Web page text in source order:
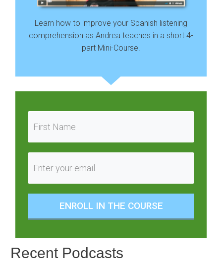
Learn how to improve your Spanish listening
comprehension as Andrea teaches in a short 4-
part Mini-Course.
ENROLL IN THE COURSE
Recent Podcasts